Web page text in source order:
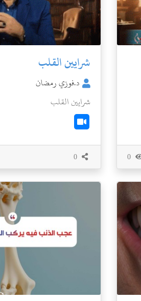
شرايين القلب
د.فوزي رمضان
شرايين القلب